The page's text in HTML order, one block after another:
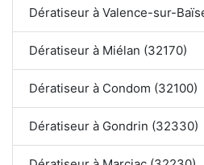
Dératiseur à Valence-sur-
Dératiseur à Miélan (32170)
Dératiseur à Condom (32100)
Dératiseur à Gondrin (32330)